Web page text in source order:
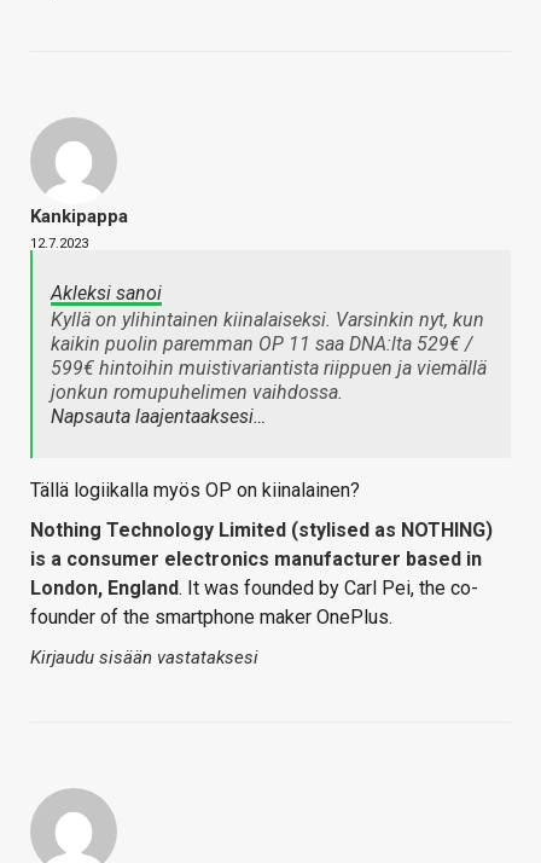
Kankipappa
12.7.2023
Akleksi sanoi
Kyllä on ylihintainen kiinalaiseksi. Varsinkin nyt, kun
kaikin puolin paremman OP 11 saa DNA:lta 529€ /
599€ hintoihin muistivariantista riippuen ja viemällä
jonkun romupuhelimen vaihdossa.
Napsauta laajentaaksesi…
Tällä logiikalla myös OP on kiinalainen?
Nothing Technology Limited (stylised as NOTHING)
is a consumer electronics manufacturer based in
London, England. It was founded by Carl Pei, the co-
founder of the smartphone maker OnePlus.
Kirjaudu sisään vastataksesi